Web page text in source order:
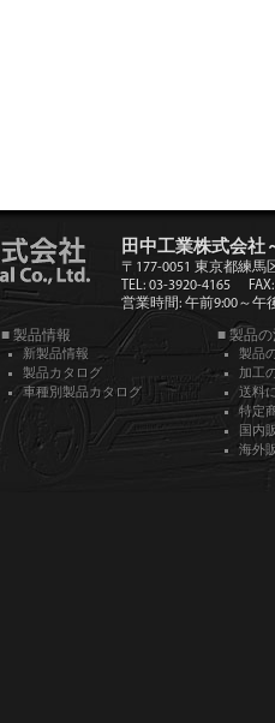
田中工業株式会社
〒177-0051 東京都練馬
TEL: 03-3920-4165
営業時間: 午前9:00～午
■ 製品情報
新製品情報
製品カタログ
車種別製品カタログ
■ 製品
製品
加工
送料
特定
国内
海外